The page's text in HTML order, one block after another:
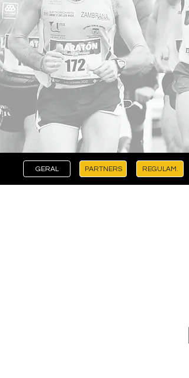
GERAL PARTNERS REGULAM.